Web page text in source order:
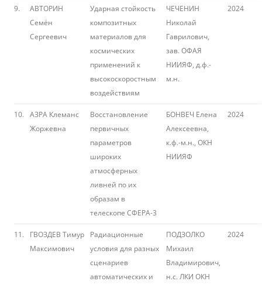
9.
АВТОРИН
Семён
Сергеевич
Ударная стойкость
композитных
материалов для
космических
применений к
высокоскоростным
воздействиям
ЧЕЧЕНИН
Николай
Гаврилович,
зав. ОФАЯ
НИИЯФ, д.ф.-
м.н.
2024
10.
АЗРА Клеманс
Жоржевна
Восстановление
первичных
параметров
широких
атмосферных
ливней по их
образам в
телескопе СФЕРА-3
БОНВЕЧ Елена
Алексеевна,
к.ф.-м.н., ОКН
НИИЯФ
2024
11.
ГВОЗДЕВ Тимур
Максимович
Радиационные
условия для разных
сценариев
автоматических и
ПОДЗОЛКО
Михаил
Владимирович,
н.с. ЛКИ ОКН
2024